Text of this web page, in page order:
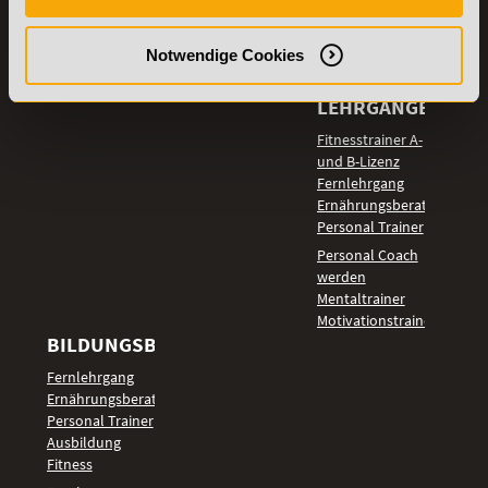
Notwendige Cookies
Vertrag
widerrufen
Details zu
TOP-
LEHRGÄNGE
Fitnesstrainer A-
und B-Lizenz
Fernlehrgang
Ernährungsberater
Personal Trainer
Personal Coach
werden
Mentaltrainer
Motivationstrainer
BILDUNGSBEREICHE
Fernlehrgang
Ernährungsberater
Personal Trainer
Ausbildung
Fitness